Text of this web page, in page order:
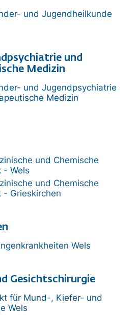
und Jugendheilkunde
und
Medizin
und Jugendpsychiatrie
Medizin
und Chemische
- Wels
und Chemische
- Grieskirchen
Wels
Gesichtschirurgie
für Mund-, Kiefer- und
Wels